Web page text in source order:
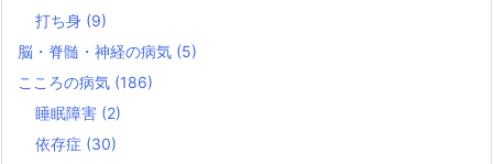
打ち身 (9)
脳・脊髄・神経の病気 (5)
こころの病気 (186)
睡眠障害 (2)
依存症 (30)